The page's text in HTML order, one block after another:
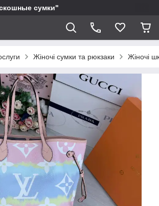
сумки"
Жіночі сумки та рюкзаки Жіночі